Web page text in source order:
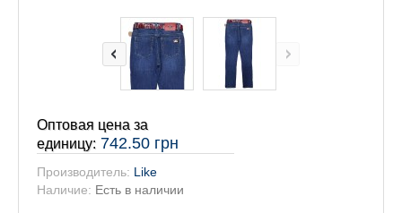
Оптовая цена за
единицу: 742.50 грн
Производитель: Like
Наличие: Есть в наличии